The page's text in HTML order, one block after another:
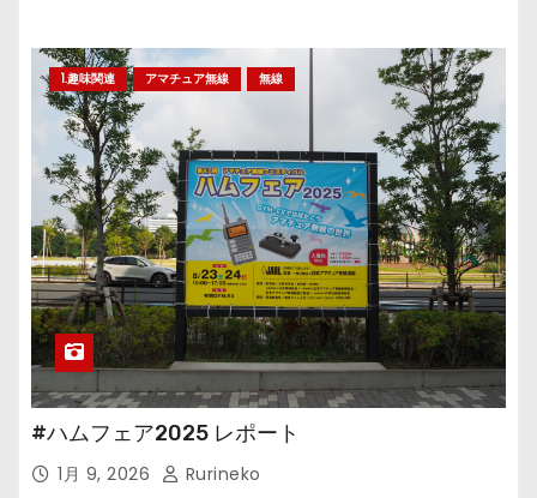
1.趣味関連 アマチュア無線 無線
#ハムフェア2025 レポート
1月 9, 2026 Rurineko